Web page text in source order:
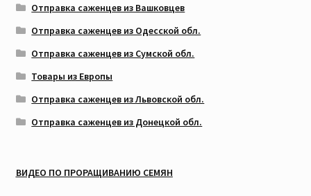
Отправка саженцев из Вашковцев
Отправка саженцев из Одесской обл.
Отправка саженцев из Сумской обл.
Товары из Европы
Отправка саженцев из Львовской обл.
Отправка саженцев из Донецкой обл.
ВИДЕО ПО ПРОРАЩИВАНИЮ СЕМЯН